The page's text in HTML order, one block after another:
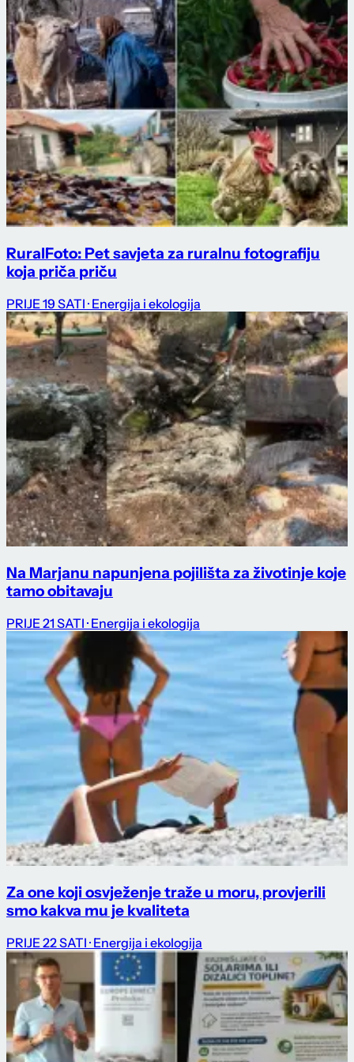
RuralFoto: Pet savjeta za ruralnu fotografiju
koja priča priču
PRIJE 19 SATI · Energija i ekologija
Na Marjanu napunjena pojilišta za životinje koje
tamo obitavaju
PRIJE 21 SATI · Energija i ekologija
Za one koji osvježenje traže u moru, provjerili
smo kakva mu je kvaliteta
PRIJE 22 SATI · Energija i ekologija